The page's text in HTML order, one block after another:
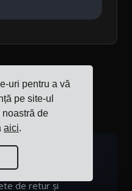
uri pentru a vă
pe site-ul
noastră de
aici.
Akatrans
de retur.
de retur și